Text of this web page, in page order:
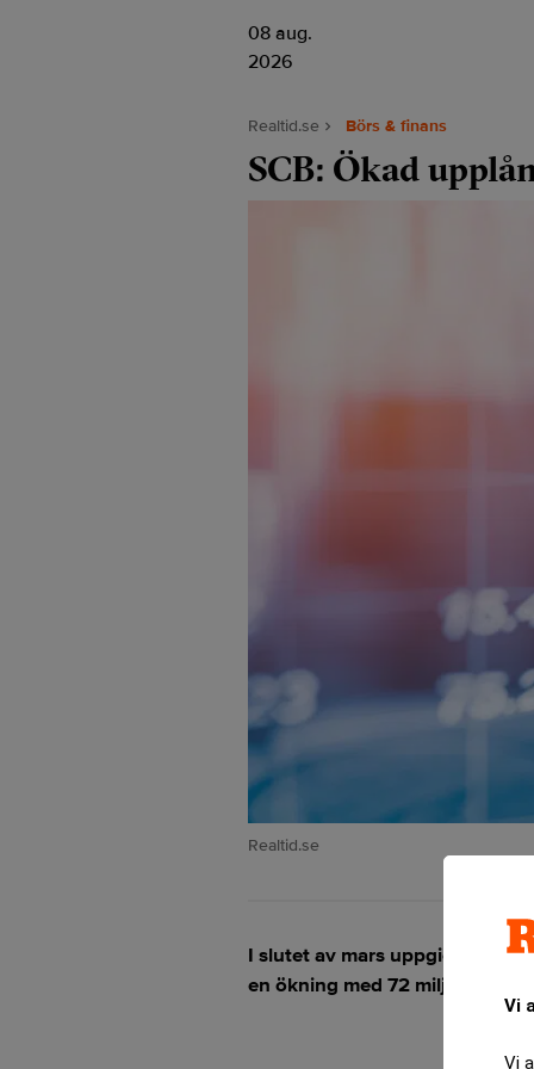
Vi
Vi
08 aug.
2026
Realtid.se Börs & finans
SCB: Ökad
Realtid.se
I slutet av mars uppgick den
en ökning med 72 miljarder